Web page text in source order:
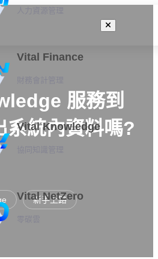
Vital Finance
Vital Knowledge
Vital NetZero
服務到
系統內資料嗎?
新手上路